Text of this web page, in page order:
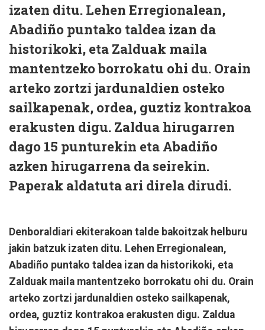
izaten ditu. Lehen Erregionalean,
Abadiño puntako taldea izan da
historikoki, eta Zalduak maila
mantentzeko borrokatu ohi du. Orain
arteko zortzi jardunaldien osteko
sailkapenak, ordea, guztiz kontrakoa
erakusten digu. Zaldua hirugarren
dago 15 punturekin eta Abadiño
azken hirugarrena da seirekin.
Paperak aldatuta ari direla dirudi.
Denboraldiari ekiterakoan talde bakoitzak helburu
jakin batzuk izaten ditu. Lehen Erregionalean,
Abadiño puntako taldea izan da historikoki, eta
Zalduak maila mantentzeko borrokatu ohi du. Orain
arteko zortzi jardunaldien osteko sailkapenak,
ordea, guztiz kontrakoa erakusten digu. Zaldua